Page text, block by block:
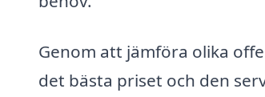
Genom att jämföra olika
det bästa priset och den